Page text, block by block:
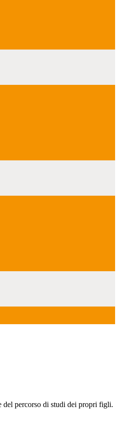
del percorso di studi dei propri figli.